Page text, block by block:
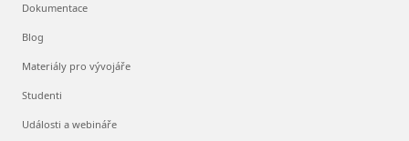
Dokumentace
Blog
Materiály pro vývojáře
Studenti
Události a webináře